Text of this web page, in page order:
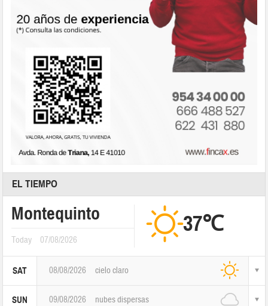
EL TIEMPO
Montequinto
Today 07/08/2026
37℃
SAT 08/08/2026 cielo claro
SUN 09/08/2026 nubes dispersas